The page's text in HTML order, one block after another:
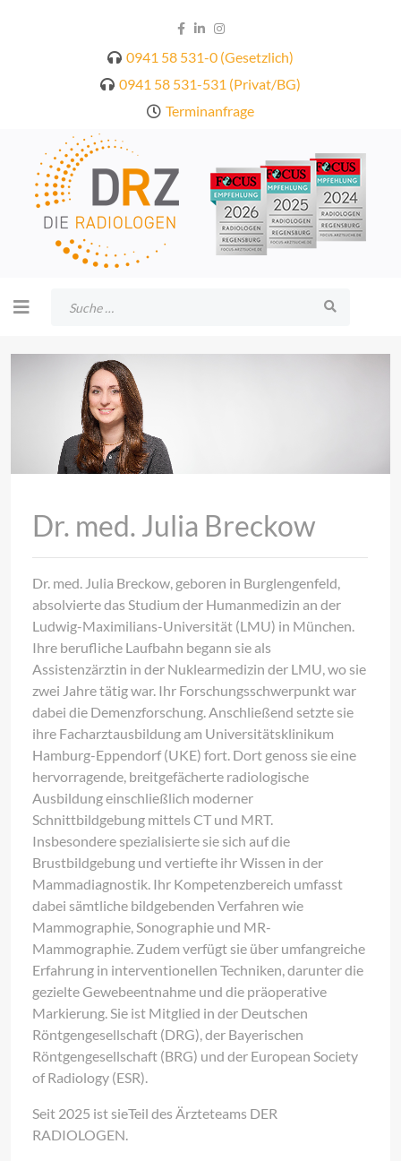
0941 58 531-0 (Gesetzlich)
0941 58 531-531 (Privat/BG)
Terminanfrage
Dr. med. Julia Breckow
Dr. med. Julia Breckow, geboren in Burglengenfeld,
absolvierte das Studium der Humanmedizin an der
Ludwig-Maximilians-Universität (LMU) in München.
Ihre berufliche Laufbahn begann sie als
Assistenzärztin in der Nuklearmedizin der LMU, wo sie
zwei Jahre tätig war. Ihr Forschungsschwerpunkt war
dabei die Demenzforschung. Anschließend setzte sie
ihre Facharztausbildung am Universitätsklinikum
Hamburg-Eppendorf (UKE) fort. Dort genoss sie eine
hervorragende, breitgefächerte radiologische
Ausbildung einschließlich moderner
Schnittbildgebung mittels CT und MRT.
Insbesondere spezialisierte sie sich auf die
Brustbildgebung und vertiefte ihr Wissen in der
Mammadiagnostik. Ihr Kompetenzbereich umfasst
dabei sämtliche bildgebenden Verfahren wie
Mammographie, Sonographie und MR-
Mammographie. Zudem verfügt sie über umfangreiche
Erfahrung in interventionellen Techniken, darunter die
gezielte Gewebeentnahme und die präoperative
Markierung. Sie ist Mitglied in der Deutschen
Röntgengesellschaft (DRG), der Bayerischen
Röntgengesellschaft (BRG) und der European Society
of Radiology (ESR).
Seit 2025 ist sieTeil des Ärzteteams DER
RADIOLOGEN.